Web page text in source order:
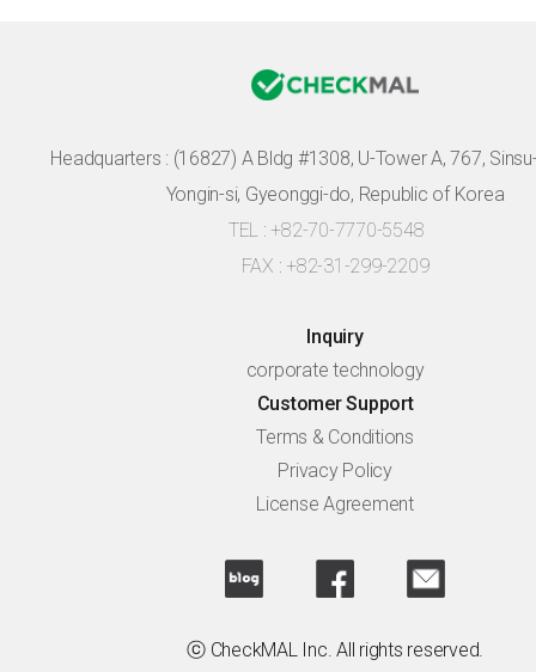
Headquarters : (16827) A Bldg #1308, U-Tower A, 767,
Yongin-si, Gyeonggi-do, Republic of Korea
TEL : +82-70-7770-5548
FAX : +82-31-299-2209
Inquiry
corporate technology
Customer Support
Terms & Conditions
Privacy Policy
License Agreement
ⓒ CheckMAL Inc. All rights reserved.